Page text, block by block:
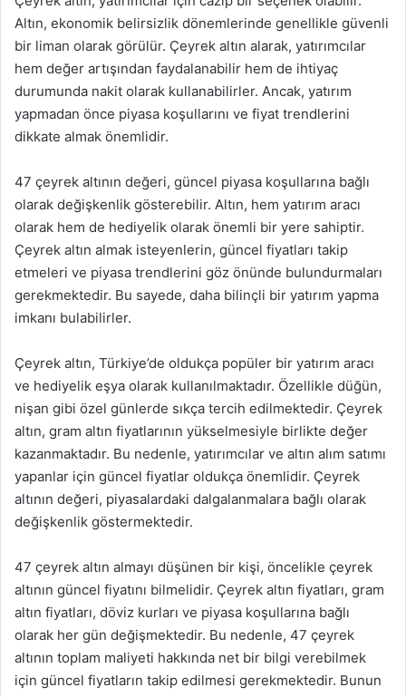
Altın, ekonomik belirsizlik dönemlerinde genellikle güvenli
bir liman olarak görülür. Çeyrek altın alarak, yatırımcılar
hem değer artışından faydalanabilir hem de ihtiyaç
durumunda nakit olarak kullanabilirler. Ancak, yatırım
yapmadan önce piyasa koşullarını ve fiyat trendlerini
dikkate almak önemlidir.
47 çeyrek altının değeri, güncel piyasa koşullarına bağlı
olarak değişkenlik gösterebilir. Altın, hem yatırım aracı
olarak hem de hediyelik olarak önemli bir yere sahiptir.
Çeyrek altın almak isteyenlerin, güncel fiyatları takip
etmeleri ve piyasa trendlerini göz önünde bulundurmaları
gerekmektedir. Bu sayede, daha bilinçli bir yatırım yapma
imkanı bulabilirler.
Çeyrek altın, Türkiye’de oldukça popüler bir yatırım aracı
ve hediyelik eşya olarak kullanılmaktadır. Özellikle düğün,
nişan gibi özel günlerde sıkça tercih edilmektedir. Çeyrek
altın, gram altın fiyatlarının yükselmesiyle birlikte değer
kazanmaktadır. Bu nedenle, yatırımcılar ve altın alım satımı
yapanlar için güncel fiyatlar oldukça önemlidir. Çeyrek
altının değeri, piyasalardaki dalgalanmalara bağlı olarak
değişkenlik göstermektedir.
47 çeyrek altın almayı düşünen bir kişi, öncelikle çeyrek
altının güncel fiyatını bilmelidir. Çeyrek altın fiyatları, gram
altın fiyatları, döviz kurları ve piyasa koşullarına bağlı
olarak her gün değişmektedir. Bu nedenle, 47 çeyrek
altının toplam maliyeti hakkında net bir bilgi verebilmek
için güncel fiyatların takip edilmesi gerekmektedir. Bunun